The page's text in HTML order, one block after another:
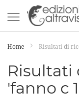
al
contenuto
Home Risultati di
Risultati
'fanno c